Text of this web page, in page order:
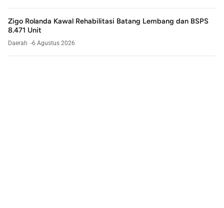
Zigo Rolanda Kawal Rehabilitasi Batang Lembang dan BSPS
8.471 Unit
Daerah 6 Agustus 2026